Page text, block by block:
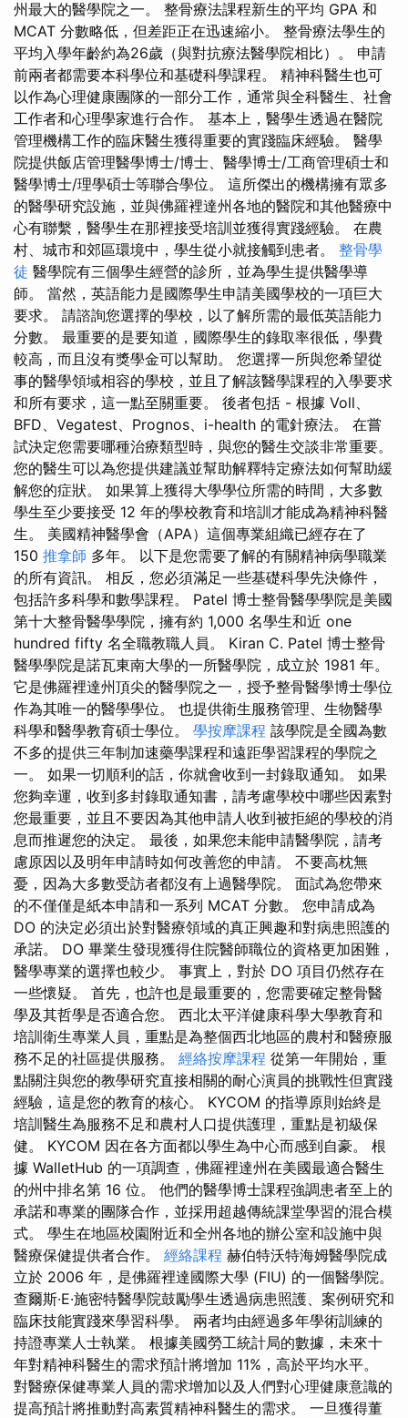
州最大的醫學院之一。 整骨療法課程新生的平均 GPA 和
MCAT 分數略低，但差距正在迅速縮小。 整骨療法學生的
平均入學年齡約為26歲（與對抗療法醫學院相比）。 申請
前兩者都需要本科學位和基礎科學課程。 精神科醫生也可
以作為心理健康團隊的一部分工作，通常與全科醫生、社會
工作者和心理學家進行合作。 基本上，醫學生透過在醫院
管理機構工作的臨床醫生獲得重要的實踐臨床經驗。 醫學
院提供飯店管理醫學博士/博士、醫學博士/工商管理碩士和
醫學博士/理學碩士等聯合學位。 這所傑出的機構擁有眾多
的醫學研究設施，並與佛羅裡達州各地的醫院和其他醫療中
心有聯繫，醫學生在那裡接受培訓並獲得實踐經驗。 在農
村、城市和郊區環境中，學生從小就接觸到患者。 整骨學
徒 醫學院有三個學生經營的診所，並為學生提供醫學導
師。 當然，英語能力是國際學生申請美國學校的一項巨大
要求。 請諮詢您選擇的學校，以了解所需的最低英語能力
分數。 最重要的是要知道，國際學生的錄取率很低，學費
較高，而且沒有獎學金可以幫助。 您選擇一所與您希望從
事的醫學領域相容的學校，並且了解該醫學課程的入學要求
和所有要求，這一點至關重要。 後者包括 - 根據 Voll、
BFD、Vegatest、Prognos、i-health 的電針療法。 在嘗
試決定您需要哪種治療類型時，與您的醫生交談非常重要。
您的醫生可以為您提供建議並幫助解釋特定療法如何幫助緩
解您的症狀。 如果算上獲得大學學位所需的時間，大多數
學生至少要接受 12 年的學校教育和培訓才能成為精神科醫
生。 美國精神醫學會（APA）這個專業組織已經存在了
150 推拿師 多年。 以下是您需要了解的有關精神病學職業
的所有資訊。 相反，您必須滿足一些基礎科學先決條件，
包括許多科學和數學課程。 Patel 博士整骨醫學學院是美國
第十大整骨醫學學院，擁有約 1,000 名學生和近 one
hundred fifty 名全職教職人員。 Kiran C. Patel 博士整骨
醫學學院是諾瓦東南大學的一所醫學院，成立於 1981 年。
它是佛羅裡達州頂尖的醫學院之一，授予整骨醫學博士學位
作為其唯一的醫學學位。 也提供衛生服務管理、生物醫學
科學和醫學教育碩士學位。 學按摩課程 該學院是全國為數
不多的提供三年制加速藥學課程和遠距學習課程的學院之
一。 如果一切順利的話，你就會收到一封錄取通知。 如果
您夠幸運，收到多封錄取通知書，請考慮學校中哪些因素對
您最重要，並且不要因為其他申請人收到被拒絕的學校的消
息而推遲您的決定。 最後，如果您未能申請醫學院，請考
慮原因以及明年申請時如何改善您的申請。 不要高枕無
憂，因為大多數受訪者都沒有上過醫學院。 面試為您帶來
的不僅僅是紙本申請和一系列 MCAT 分數。 您申請成為
DO 的決定必須出於對醫療領域的真正興趣和對病患照護的
承諾。 DO 畢業生發現獲得住院醫師職位的資格更加困難，
醫學專業的選擇也較少。 事實上，對於 DO 項目仍然存在
一些懷疑。 首先，也許也是最重要的，您需要確定整骨醫
學及其哲學是否適合您。 西北太平洋健康科學大學教育和
培訓衛生專業人員，重點是為整個西北地區的農村和醫療服
務不足的社區提供服務。 經絡按摩課程 從第一年開始，重
點關注與您的教學研究直接相關的耐心演員的挑戰性但實踐
經驗，這是您的教育的核心。 KYCOM 的指導原則始終是
培訓醫生為服務不足和農村人口提供護理，重點是初級保
健。 KYCOM 因在各方面都以學生為中心而感到自豪。 根
據 WalletHub 的一項調查，佛羅裡達州在美國最適合醫生
的州中排名第 16 位。 他們的醫學博士課程強調患者至上的
承諾和專業的團隊合作，並採用超越傳統課堂學習的混合模
式。 學生在地區校園附近和全州各地的辦公室和設施中與
醫療保健提供者合作。 經絡課程 赫伯特沃特海姆醫學院成
立於 2006 年，是佛羅裡達國際大學 (FIU) 的一個醫學院。
查爾斯·E·施密特醫學院鼓勵學生透過病患照護、案例研究和
臨床技能實踐來學習科學。 兩者均由經過多年學術訓練的
持證專業人士執業。 根據美國勞工統計局的數據，未來十
年對精神科醫生的需求預計將增加 11%，高於平均水平。
對醫療保健專業人員的需求增加以及人們對心理健康意識的
提高預計將推動對高素質精神科醫生的需求。 一旦獲得董